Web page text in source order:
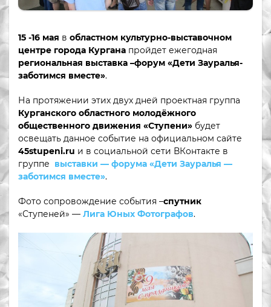
15 -16 мая в областном культурно-выставочном
центре города Кургана пройдет ежегодная
региональная выставка –форум «Дети Зауралья-
заботимся вместе».
На протяжении этих двух дней проектная группа
Курганского областного молодёжного
общественного движения «Ступени» будет
освещать данное событие на официальном сайте
45stupeni.ru и в социальной сети ВКонтакте в
группе выставки — форума «Дети Зауралья —
заботимся вместе».
Фото сопровождение события –спутник
«Ступеней» — Лига Юных Фотографов.